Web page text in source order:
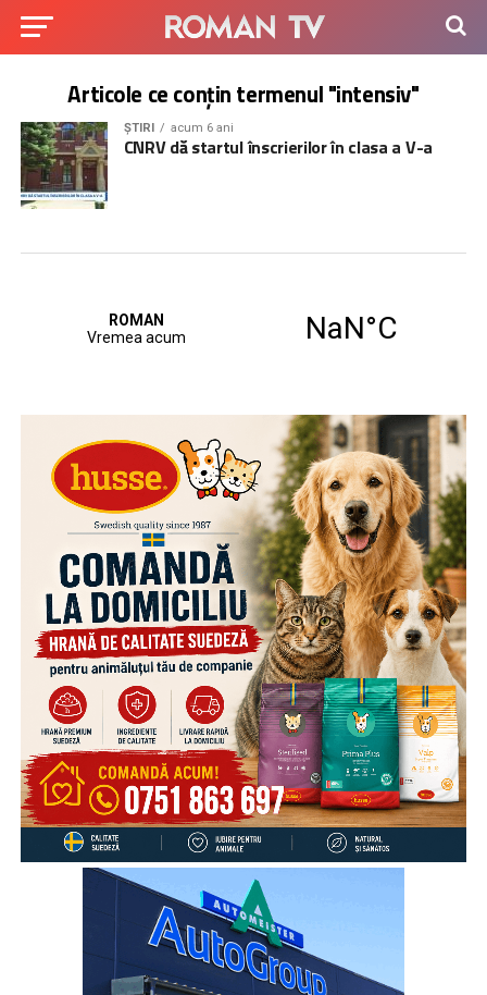
Articole ce conțin termenul "intensiv"
ȘTIRI acum 6 ani
CNRV dă startul înscrierilor în clasa a V-a